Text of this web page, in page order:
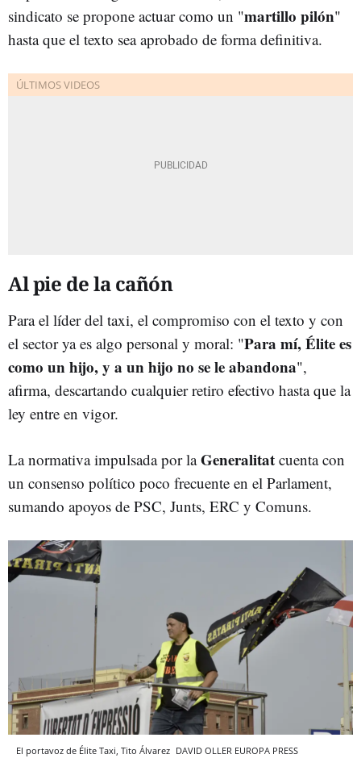
sindicato se propone actuar como un "martillo pilón"
hasta que el texto sea aprobado de forma definitiva.
Al pie de la cañón
Para el líder del taxi, el compromiso con el texto y con
el sector ya es algo personal y moral: "Para mí, Élite es
como un hijo, y a un hijo no se le abandona",
afirma, descartando cualquier retiro efectivo hasta que la
ley entre en vigor.
La normativa impulsada por laGeneralitat cuenta con
un consenso político poco frecuente en el Parlament,
sumando apoyos de PSC, Junts, ERC y Comuns.
El portavoz de Élite Taxi, Tito Álvarez DAVID OLLER EUROPA PRESS